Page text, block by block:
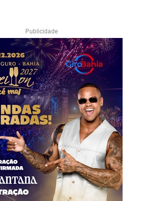
Publicidade